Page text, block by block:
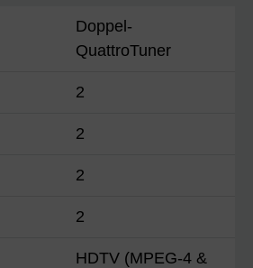
Doppel-
QuattroTuner
2
2
2
2
HDTV (MPEG-4 &